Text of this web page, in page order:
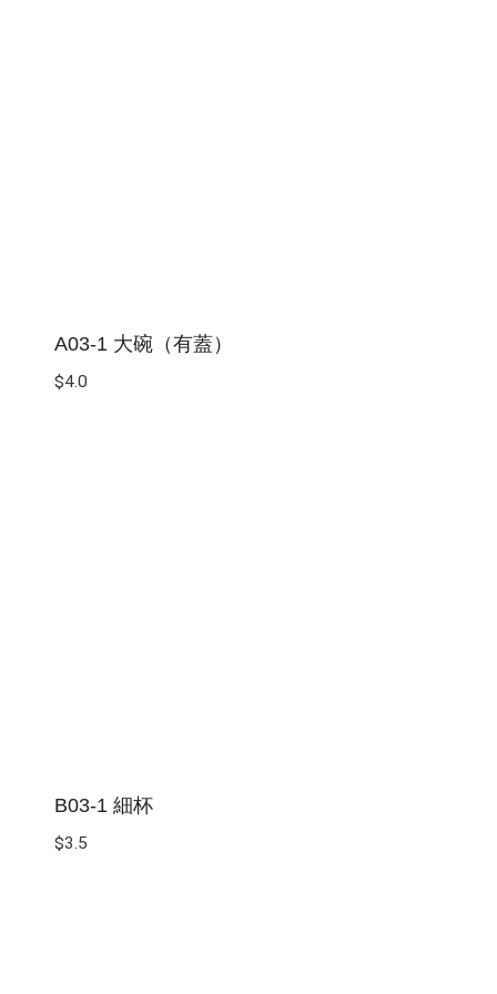
A03-1 大碗（有蓋）
$4.0
B03-1 細杯
$3.5